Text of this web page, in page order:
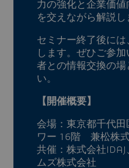
力の強化と企業価値
を交えながら解説し
セミナー終了後に
します。ぜひご参
者との情報交換の場
い。
【開催概要】
会場：東京都千代
ワー 16階 兼松株
共催：株式会社
ムズ株式会社